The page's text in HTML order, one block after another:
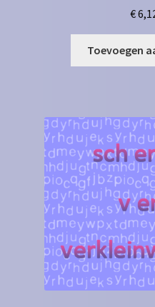
€
Toevoegen